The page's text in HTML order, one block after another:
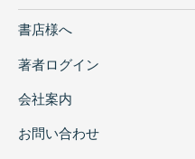
書店様へ
著者ログイン
会社案内
お問い合わせ